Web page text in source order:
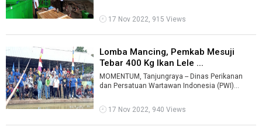
Desa S ...
17 Nov 2022, 915 Views
Lomba Mancing, Pemkab Mesuji
Tebar 400 Kg Ikan Lele ...
MOMENTUM, Tanjungraya -- Dinas Perikanan
dan Persatuan Wartawan Indonesia (PWI)
T ...
17 Nov 2022, 940 Views